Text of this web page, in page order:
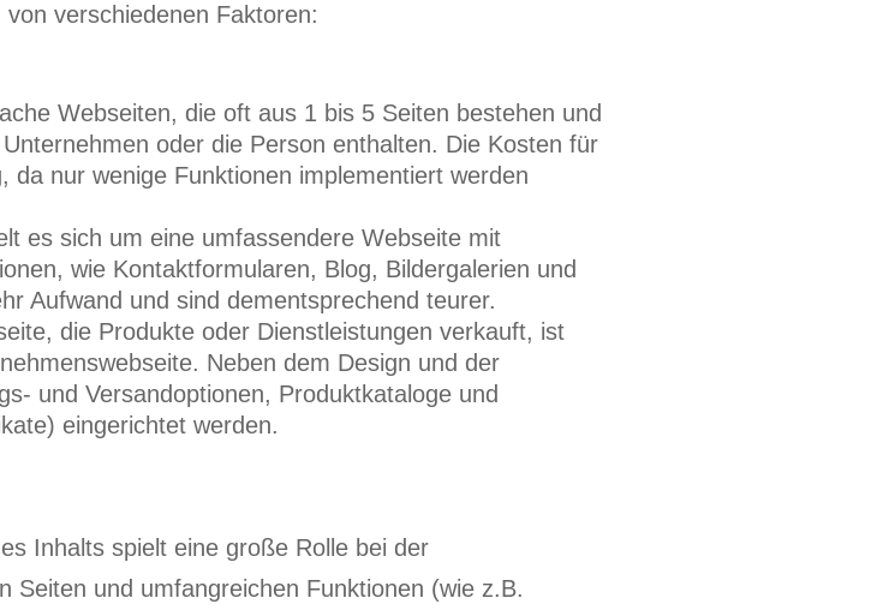
verschiedenen Faktoren:
Webseiten, die oft aus 1 bis 5 Seiten bestehen und
oder die Person enthalten. Die Kosten für
da nur wenige Funktionen implementiert werden
es sich um eine umfassendere Webseite mit
wie Kontaktformularen, Blog, Bildergalerien und
Aufwand und sind dementsprechend teurer.
die Produkte oder Dienstleistungen verkauft, ist
Neben dem Design und der
und Versandoptionen, Produktkataloge und
eingerichtet werden.
Inhalts spielt eine große Rolle bei der
Seiten und umfangreichen Funktionen (wie z.B.